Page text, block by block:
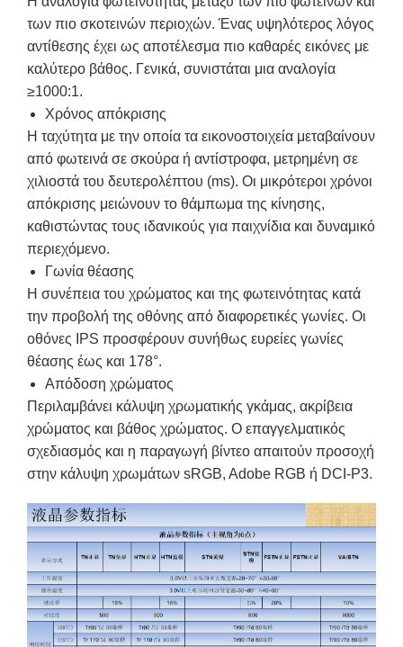
των πιο σκοτεινών περιοχών. Ένας υψηλότερος λόγος
αντίθεσης έχει ως αποτέλεσμα πιο καθαρές εικόνες με
καλύτερο βάθος. Γενικά, συνιστάται μια αναλογία
≥1000:1.
Χρόνος απόκρισης
Η ταχύτητα με την οποία τα εικονοστοιχεία μεταβαίνουν
από φωτεινά σε σκούρα ή αντίστροφα, μετρημένη σε
χιλιοστά του δευτερολέπτου (ms). Οι μικρότεροι χρόνοι
απόκρισης μειώνουν το θάμπωμα της κίνησης,
καθιστώντας τους ιδανικούς για παιχνίδια και δυναμικό
περιεχόμενο.
Γωνία θέασης
Η συνέπεια του χρώματος και της φωτεινότητας κατά
την προβολή της οθόνης από διαφορετικές γωνίες. Οι
οθόνες IPS προσφέρουν συνήθως ευρείες γωνίες
θέασης έως και 178°.
Απόδοση χρώματος
Περιλαμβάνει κάλυψη χρωματικής γκάμας, ακρίβεια
χρώματος και βάθος χρώματος. Ο επαγγελματικός
σχεδιασμός και η παραγωγή βίντεο απαιτούν προσοχή
στην κάλυψη χρωμάτων sRGB, Adobe RGB ή DCI-P3.